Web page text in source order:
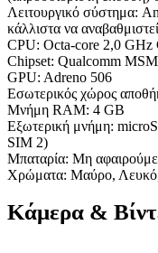
Λειτουργικό σύστημα:
κάλλιστα να
CPU: Octa-core 2,0 GHz
Chipset: Qualcomm
GPU: Adreno 506
Εσωτερικός χώρος
Μνήμη RAM: 4 GB
Εξωτερική μνήμη:
SIM 2)
Μπαταρία: Μη
Χρώματα: Μαύρο,
Κάμερα &